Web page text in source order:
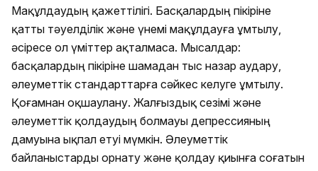
Мақұлдаудың қажеттілігі. Басқалардың пікіріне
қатты тәуелділік және үнемі мақұлдауға ұмтылу,
әсіресе ол үміттер ақталмаса. Мысалдар:
басқалардың пікіріне шамадан тыс назар аудару,
әлеуметтік стандарттарға сәйкес келуге ұмтылу.
Қоғамнан оқшаулану. Жалғыздық сезімі және
әлеуметтік қолдаудың болмауы депрессияның
дамуына ықпал етуі мүмкін. Әлеуметтік
байланыстарды орнату және қолдау қиынға соғатын